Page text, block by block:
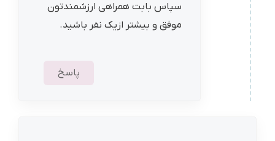
سپاس بابت همراهی ارزشمندتون
موفق و بیشتر ازیک نفر باشید.
پاسخ